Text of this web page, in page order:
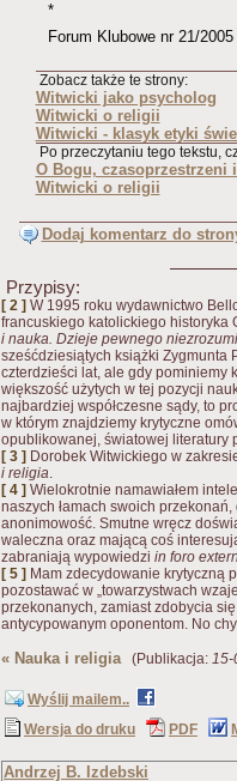
*
Forum Klubowe nr 21/2005
Zobacz także te strony:
Witwicki jako psycholog
Witwicki o religii
Witwicki - klasyk etyki
Po przeczytaniu tego tekstu,
O Bogu, czasoprzestrzeni
Witwicki o religii
Dodaj komentarz do
Przypisy:
[ 2 ] W 1995 roku wydawnictwo
francuskiego katolickiego historyka
i nauka. Dzieje pewnego
sześćdziesiątych książki Zygmunta
czterdzieści lat, ale gdy pominiemy
większość użytych w tej pozycji
najbardziej współczesne sądy, to
w którym znajdziemy krytyczne
opublikowanej, światowej literatury
[ 3 ] Dorobek Witwickiego w
i religia.
[ 4 ] Wielokrotnie namawiałem
naszych łamach swoich
anonimowość. Smutne wręcz
waleczna oraz mającą coś
zabraniają wypowiedzi in foro
[ 5 ] Mam zdecydowanie krytyczną
pozostawać w „towarzystwach
przekonanych, zamiast zdobycia
antycypowanym oponentom. No
« Nauka i religia(Publikacja: 15-
Wyślij mailem..
Wersja do druku
PDF
Andrzej B. Izdebski